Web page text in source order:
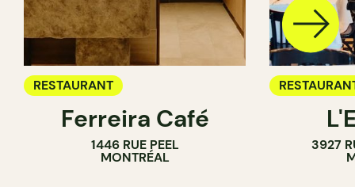
RESTAURANT
Ferreira Café
1446 RUE PEEL
MONTRÉAL
3927